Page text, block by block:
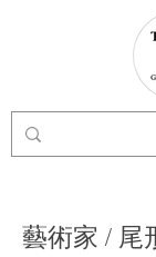
藝術家 / 尾